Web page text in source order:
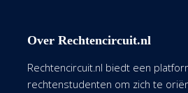
Over Rechtencircuit.nl
Rechtencircuit.nl biedt een
rechtenstudenten om zich te